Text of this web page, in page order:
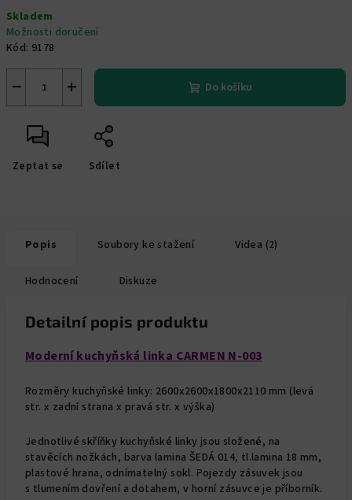
cena:
Skladem
Možnosti doručení
Kód: 9178
+
− Do košíku
Zeptat se Sdílet
Popis Soubory ke stažení Videa (2)
Hodnocení Diskuze
Detailní popis produktu
Moderní kuchyňská linka CARMEN N-003
Rozměry kuchyňské linky: 2600x2600x1800x2110 mm (levá
str. x zadní strana x pravá str. x výška)
Jednotlivé skříňky kuchyňské linky jsou složené, na
stavěcích nožkách, barva lamina ŠEDÁ 014, tl.lamina 18 mm,
plastové hrana, odnímatelný sokl. Pojezdy zásuvek jsou
s tlumením dovření a dotahem, v horní zásuvce je příborník.